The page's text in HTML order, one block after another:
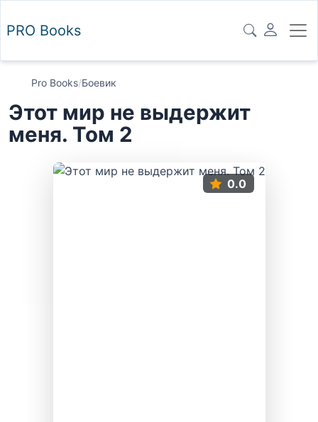
PRO Books
Pro Books/Боевик
Этот мир не выдержит
меня. Том 2
0.0